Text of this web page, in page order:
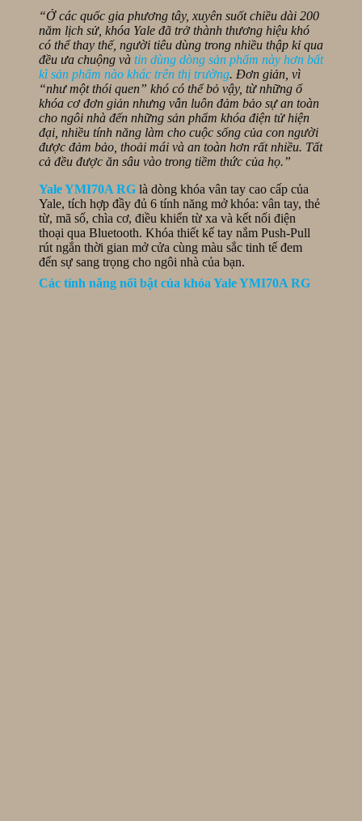
5HBS
tại
Hội
An
Đà
Nẵng
tay
Yale
YDD
724A
tại
Ngũ
Hành
Sơn,
Đà
Nẵng
“Ở các quốc gia phương tây, xuyên suốt chiều dài 200
năm lịch sử, khóa Yale đã trở thành thương hiệu khó
có thể thay thế, người tiêu dùng trong nhiều thập kỉ qua
đều ưa chuộng và tin dùng dòng sản phẩm này hơn bất
kì sản phẩm nào khác trên thị trường. Đơn giản, vì
“như một thói quen” khó có thể bỏ vậy, từ những ổ
khóa cơ đơn giản nhưng vẫn luôn đảm bảo sự an toàn
cho ngôi nhà đến những sản phẩm khóa điện tử hiện
đại, nhiều tính năng làm cho cuộc sống của con người
được đảm bảo, thoải mái và an toàn hơn rất nhiều. Tất
cả đều được ăn sâu vào trong tiềm thức của họ.”
Yale YMI70A RG là dòng khóa vân tay cao cấp của
Yale, tích hợp đầy đủ 6 tính năng mở khóa: vân tay, thẻ
từ, mã số, chìa cơ, điều khiển từ xa và kết nối điện
thoại qua Bluetooth. Khóa thiết kế tay nắm Push-Pull
rút ngắn thời gian mở cửa cùng màu sắc tinh tế đem
đến sự sang trọng cho ngôi nhà của bạn.
Các tính năng nổi bật của khóa Yale YMI70A RG